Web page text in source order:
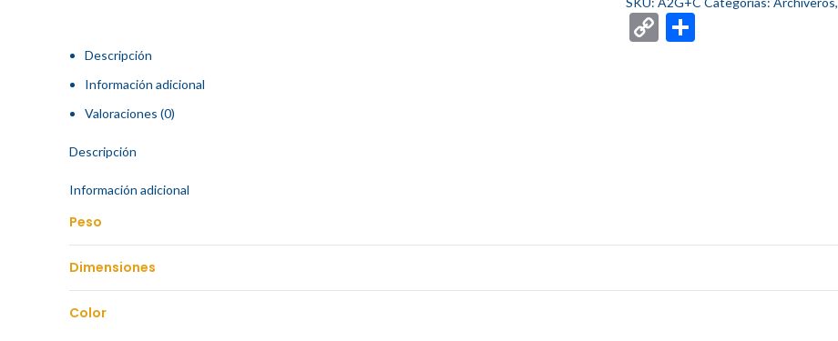
Copy
Descripción
Información adicional
Valoraciones (0)
Descripción
Información adicional
Peso
Dimensiones
Color